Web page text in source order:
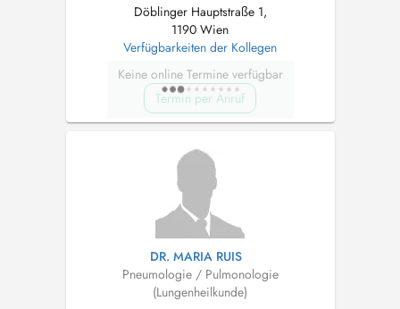
Döblinger Hauptstraße 1,
1190 Wien
Verfügbarkeiten der Kollegen
Keine online Termine verfügbar
Termin per Anruf
DR. MARIA RUIS
Pneumologie / Pulmonologie
(Lungenheilkunde)